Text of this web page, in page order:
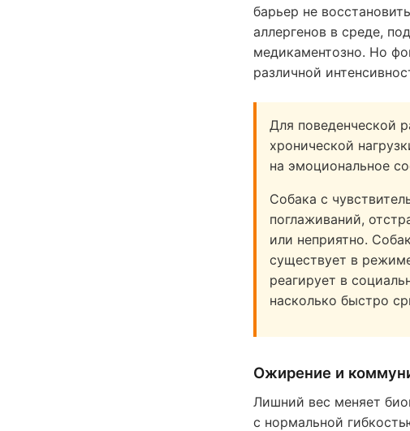
барьер не
аллергенов в среде,
медикаментозно. Но
различной
Для поведенческой
хронической
на эмоциональное
Собака с
поглаживаний,
или неприятно.
существует в
реагирует в
насколько быстро
Ожирение и
Лишний вес меняет
с нормальной